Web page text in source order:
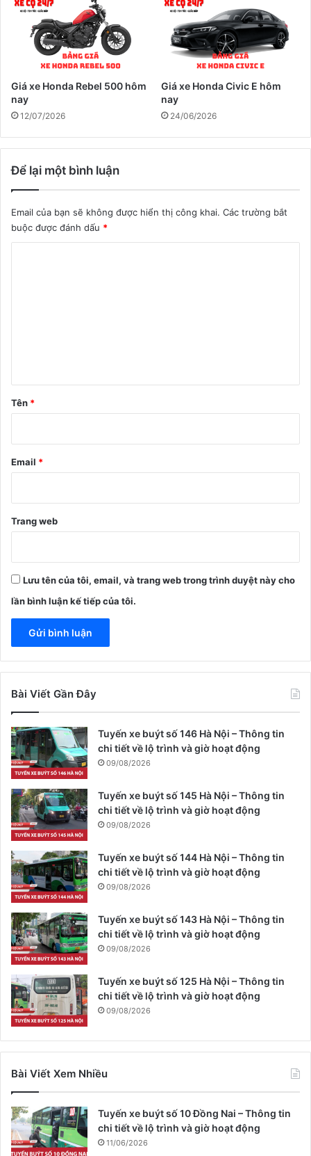
Giá xe Honda Rebel 500 hôm
nay
12/07/2026
Giá xe Honda Civic E hôm
nay
24/06/2026
Để lại một bình luận
Email của bạn sẽ không được hiển thị công khai. Các trường bắt
buộc được đánh dấu *
n
Tên *
Email *
Trang web
Lưu tên của tôi, email, và trang web trong trình duyệt này cho
lần bình luận kế tiếp của tôi.
Bài Viết Gần Đây
Tuyến xe buýt số 146 Hà Nội – Thông tin
chi tiết về lộ trình và giờ hoạt động
09/08/2026
Tuyến xe buýt số 145 Hà Nội – Thông tin
chi tiết về lộ trình và giờ hoạt động
09/08/2026
Tuyến xe buýt số 144 Hà Nội – Thông tin
chi tiết về lộ trình và giờ hoạt động
09/08/2026
Tuyến xe buýt số 143 Hà Nội – Thông tin
chi tiết về lộ trình và giờ hoạt động
09/08/2026
Tuyến xe buýt số 125 Hà Nội – Thông tin
chi tiết về lộ trình và giờ hoạt động
09/08/2026
Bài Viết Xem Nhiều
Tuyến xe buýt số 10 Đồng Nai – Thông tin
chi tiết về lộ trình và giờ hoạt động
11/06/2026